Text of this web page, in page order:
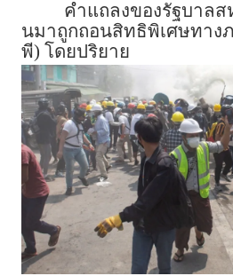
คำแถลงของรัฐบาลส
นมาถูกถอนสิทธิพิเศษทาง
พี) โดยปริยาย